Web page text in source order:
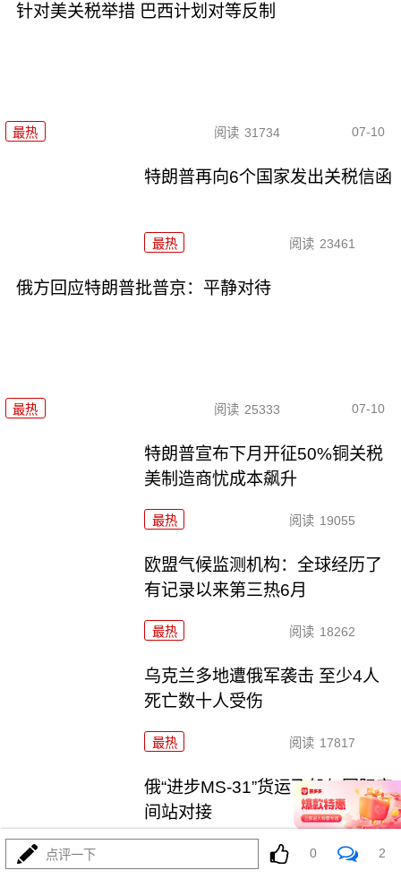
针对美关税举措 巴西计划对等反制
最热 阅读 31734 07-10
特朗普再向6个国家发出关税信函
最热 阅读 23461
俄方回应特朗普批普京：平静对待
最热 阅读 25333 07-10
特朗普宣布下月开征50%铜关税
美制造商忧成本飙升
最热 阅读 19055
欧盟气候监测机构：全球经历了
有记录以来第三热6月
最热 阅读 18262
乌克兰多地遭俄军袭击 至少4人
死亡数十人受伤
最热 阅读 17817
俄“进步MS-31”货运飞船与国际空
间站对接
阅读 16609
点评一下 0 2